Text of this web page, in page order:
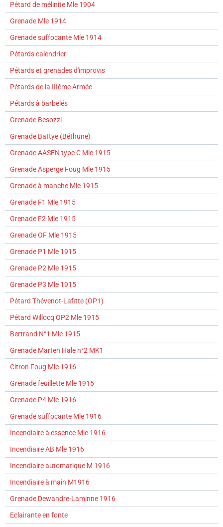
Pétard de mélinite Mle 1904
Grenade Mle 1914
Grenade suffocante Mle 1914
Pétards calendrier
Pétards et grenades d'improvis
Pétards de la IIIème Armée
Pétards à barbelés
Grenade Besozzi
Grenade Battye (Béthune)
Grenade AASEN type C Mle 1915
Grenade Asperge Foug Mle 1915
Grenade à manche Mle 1915
Grenade F1 Mle 1915
Grenade F2 Mle 1915
Grenade OF Mle 1915
Grenade P1 Mle 1915
Grenade P2 Mle 1915
Grenade P3 Mle 1915
Pétard Thévenot-Lafitte (OP1)
Pétard Willocq OP2 Mle 1915
Bertrand N°1 Mle 1915
Grenade Marten Hale n°2 MK1
Citron Foug Mle 1916
Grenade feuillette Mle 1915
Grenade P4 Mle 1916
Grenade suffocante Mle 1916
Incendiaire à essence Mle 1916
Incendiaire AB Mle 1916
Incendiaire automatique M 1916
Incendiaire à main M1916
Grenade Dewandre-Laminne 1916
Eclairante en fonte